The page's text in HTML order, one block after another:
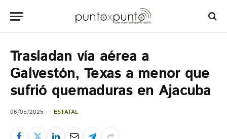
Trasladan vía aérea a
Galvestón, Texas a menor que
sufrió quemaduras en Ajacuba
06/05/2025 ESTATAL